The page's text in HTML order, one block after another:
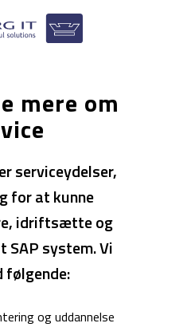
mere om
serviceydelser,
for at kunne
idriftsætte og
SAP system. Vi
følgende:
og uddannelse